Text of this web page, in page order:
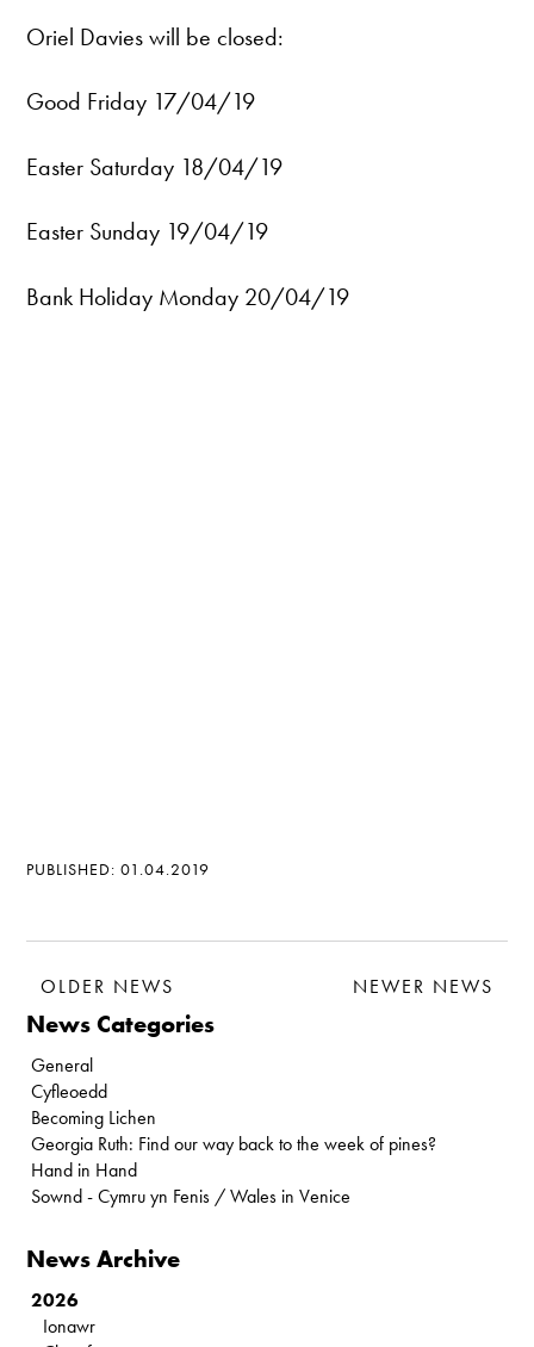
Oriel Davies will be closed:
Good Friday 17/04/19
Easter Saturday 18/04/19
Easter Sunday 19/04/19
Bank Holiday Monday 20/04/19
PUBLISHED: 01.04.2019
OLDER NEWS NEWER NEWS
News Categories
General
Cyfleoedd
Becoming Lichen
Georgia Ruth: Find our way back to the week of pines?
Hand in Hand
Sownd - Cymru yn Fenis / Wales in Venice
News Archive
2026
Ionawr